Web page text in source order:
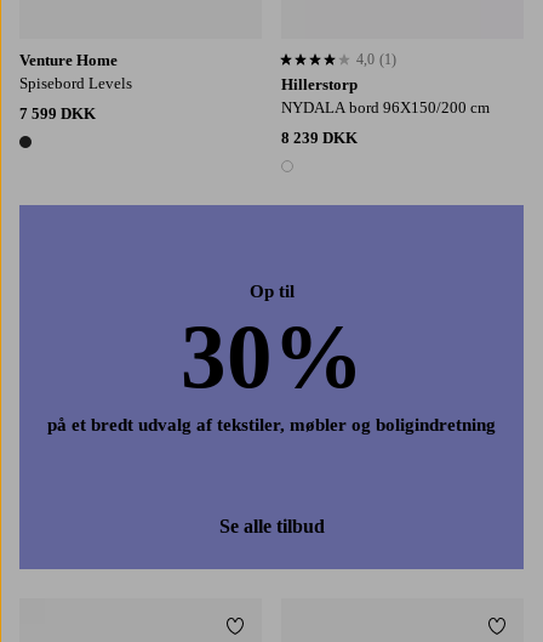
Venture Home
Spisebord Levels
7 599 DKK
1 farve
Hillerstorp
NYDALA bord 96X150/200 cm
8 239 DKK
1 farve
4,0 baseret på 1 bedømmelser
4,0 (1)
Op til
30%
på et bredt udvalg af tekstiler, møbler og boligindretning
Se alle tilbud
Tilføj til favoritter